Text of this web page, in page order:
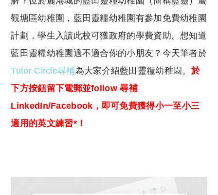
Li
n
k
A
p
p
觀塘區幼稚園，藍田靈糧幼稚園有參加免費幼稚園
計劃，學生入讀此校可獲政府的學費資助。想知道
藍田靈糧幼稚園適不適合你的小朋友？今天筆者於
Tutor Circle尋補為大家介紹藍田靈糧幼稚園。 於
下方按鈕留下電郵並follow 尋補
LinkedIn/Facebook，即可免費獲得小一至小三
適用的英文練習*！